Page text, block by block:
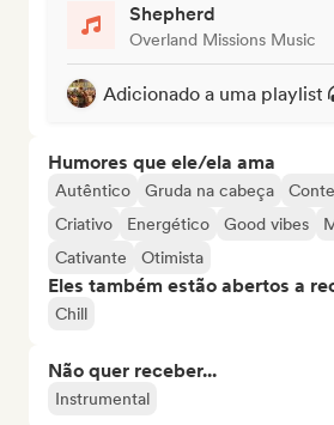
Shepherd
Overland Missions Music
Adicionado a uma playlist
Humores que ele/ela ama
Autêntico Gruda na cabeça
Criativo
Energético Good vibes
Cativante
Otimista
Eles também estão abertos a
Chill
Não quer receber...
Instrumental